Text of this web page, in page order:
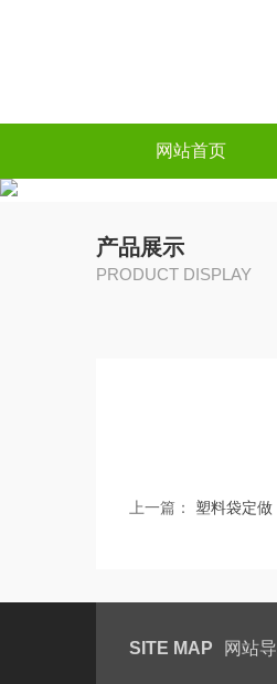
网站首页
产品展示
PRODUCT DISPLAY
上一篇： 塑料袋定做
SITE MAP 网站